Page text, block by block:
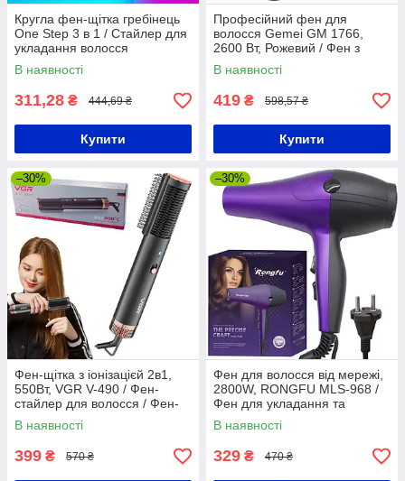
Кругла фен-щітка гребінець
One Step 3 в 1 / Стайлер для
укладання волосся
В наявності
311,28 ₴ 444,69 ₴
Купити
Професійний фен для
волосся Gemei GM 1766,
2600 Вт, Рожевий / Фен з
дифузором для сушіння
волосся
В наявності
419 ₴ 598,57 ₴
Купити
–30%
Фен-щітка з іонізацієй 2в1,
550Вт, VGR V-490 / Фен-
стайлер для волосся / Фен-
браш для укладки волосся
В наявності
399 ₴ 570 ₴
–30%
Фен для волосся від мережі,
2800W, RONGFU MLS-968 /
Фен для укладання та
сушіння волосся /
Професійний фен
В наявності
329 ₴ 470 ₴